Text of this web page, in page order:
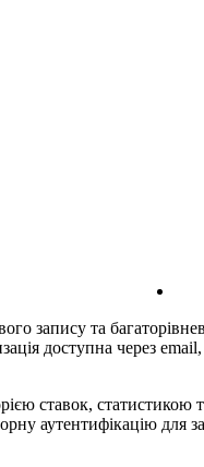
запису та
доступна через
ставок,
аутентифікацію для